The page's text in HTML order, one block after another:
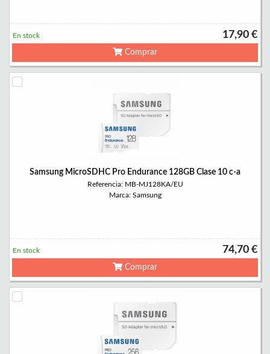
17,90 €
En stock
Comprar
Samsung MicroSDHC Pro Endurance 128GB Clase 10 c-a
Referencia: MB-MJ128KA/EU
Marca: Samsung
74,70 €
En stock
Comprar